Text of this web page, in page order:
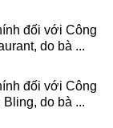
đối với Công
do bà ...
đối với Công
do bà ...